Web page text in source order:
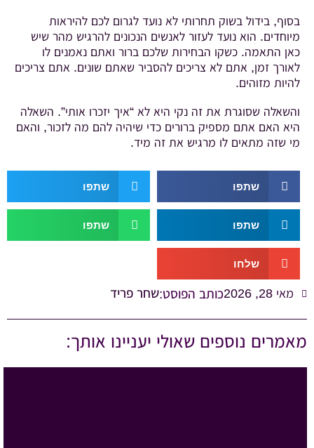
בסוף, בידול בשוק תחרותי לא נועד לגרום לכם להיראות
מיוחדים. הוא נועד לעזור לאנשים הנכונים להרגיש מהר שיש
כאן התאמה. כשקו הבחירות שלכם ברור ואתם נאמנים לו
לאורך זמן, אתם לא צריכים להסביר שאתם שונים. אתם צריכים
להיות מזוהים.
והשאלה שסוגרת את זה נקי היא לא “איך יזכרו אותי”. השאלה
היא האם אתם מספיק ברורים כדי שיהיה להם מה לזכור, והאם
מי שזה מתאים לו מרגיש את זה מיד.
שתפו שתפו
שתפו שתפו
שלחו
מאי 28, 2026 כותב הפוסט:שחר פריד
מאמרים נוספים שאולי יעניינו אותך: